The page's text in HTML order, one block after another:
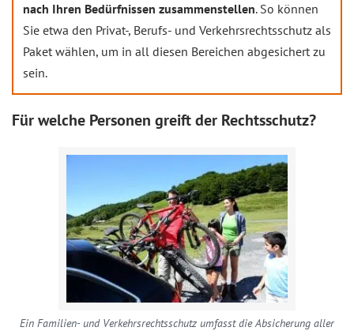
nach Ihren Bedürfnissen zusammenstellen. So können
Sie etwa den Privat-, Berufs- und Verkehrsrechtsschutz als
Paket wählen, um in all diesen Bereichen abgesichert zu
sein.
Für welche Personen greift der Rechtsschutz?
Ein Familien- und Verkehrsrechtsschutz umfasst die Absicherung aller